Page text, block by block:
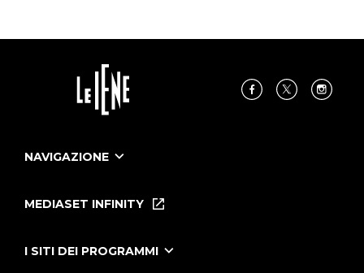
NAVIGAZIONE
Le Iene Presentano Inside
Tutti i servizi
MEDIASET INFINITY
I SITI DEI PROGRAMMI